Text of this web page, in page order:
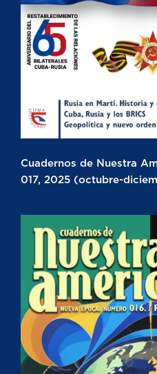
Cuadernos de Nuestra
017, 2025 (octubre-